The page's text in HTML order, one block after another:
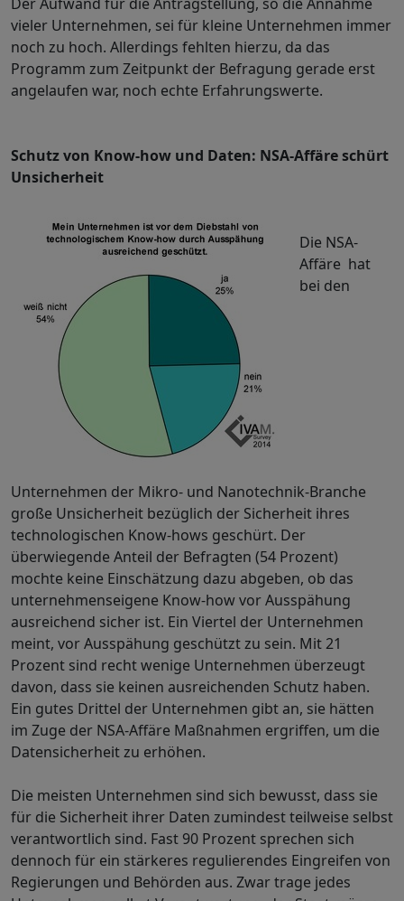
vieler Unternehmen, sei für kleine Unternehmen immer
noch zu hoch. Allerdings fehlten hierzu, da das
Programm zum Zeitpunkt der Befragung gerade erst
angelaufen war, noch echte Erfahrungswerte.
Schutz von Know-how und Daten: NSA-Affäre schürt
Unsicherheit
Die NSA-
Affäre hat
bei den
Unternehmen der Mikro- und Nanotechnik-Branche
große Unsicherheit bezüglich der Sicherheit ihres
technologischen Know-hows geschürt. Der
überwiegende Anteil der Befragten (54 Prozent)
mochte keine Einschätzung dazu abgeben, ob das
unternehmenseigene Know-how vor Ausspähung
ausreichend sicher ist. Ein Viertel der Unternehmen
meint, vor Ausspähung geschützt zu sein. Mit 21
Prozent sind recht wenige Unternehmen überzeugt
davon, dass sie keinen ausreichenden Schutz haben.
Ein gutes Drittel der Unternehmen gibt an, sie hätten
im Zuge der NSA-Affäre Maßnahmen ergriffen, um die
Datensicherheit zu erhöhen.
Die meisten Unternehmen sind sich bewusst, dass sie
für die Sicherheit ihrer Daten zumindest teilweise selbst
verantwortlich sind. Fast 90 Prozent sprechen sich
dennoch für ein stärkeres regulierendes Eingreifen von
Regierungen und Behörden aus. Zwar trage jedes